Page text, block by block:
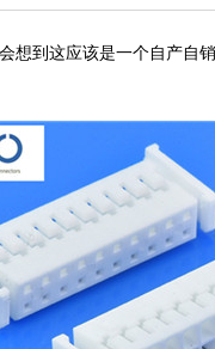
想到这应该是一个自产自